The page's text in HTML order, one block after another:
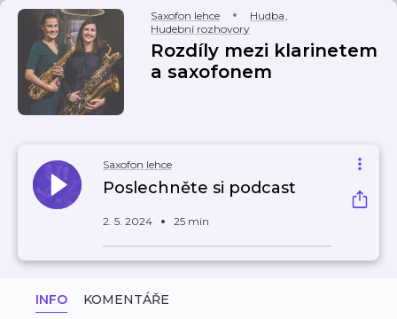
Saxofon lehce Hudba,
Hudební rozhovory
Rozdíly mezi klarinetem
a saxofonem
Saxofon lehce
Poslechněte si podcast
2. 5. 2024 25 min
INFO KOMENTÁŘE